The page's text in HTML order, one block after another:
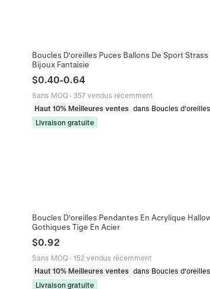
Boucles D'oreilles Puces Ballons De Sport
Bijoux Fantaisie
$0.40-0.64
Sans MOQ· 357 vendus récemment
Haut 10% Meilleures ventes dans Boucles d'oreilles
Livraison gratuite
Boucles D'oreilles Pendantes En Acrylique
Gothiques Tige En Acier
$0.92
Sans MOQ· 152 vendus récemment
Haut 10% Meilleures ventes dans Boucles d'oreilles
Livraison gratuite